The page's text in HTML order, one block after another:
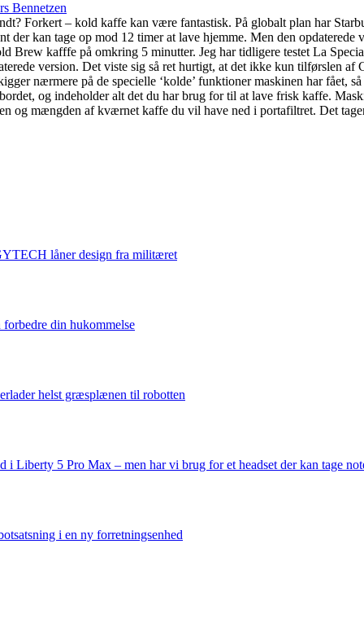
Bennetzen
Forkert – kold kaffe kan være fantastisk. På globalt plan har
der kan tage op mod 12 timer at lave hjemme. Men den
Brew kafffe på omkring 5 minutter. Jeg har tidligere testet La
version. Det viste sig så ret hurtigt, at det ikke kun tilførslen
nærmere på de specielle ‘kolde’ funktioner maskinen har
og indeholder alt det du har brug for til at lave frisk kaffe.
og mængden af kværnet kaffe du vil have ned i portafiltret. Det
låner design fra militæret
din hukommelse
helst græsplænen til robotten
i Liberty 5 Pro Max – men har vi brug for et headset der kan tage
i en ny forretningsenhed